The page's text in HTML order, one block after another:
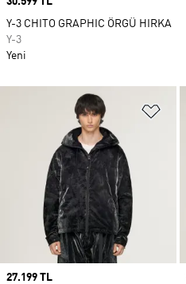
Price
27.199 TL
Y-3 CHITO GRAPHIC ÖRGÜ HIRKA
Y-3
Yeni